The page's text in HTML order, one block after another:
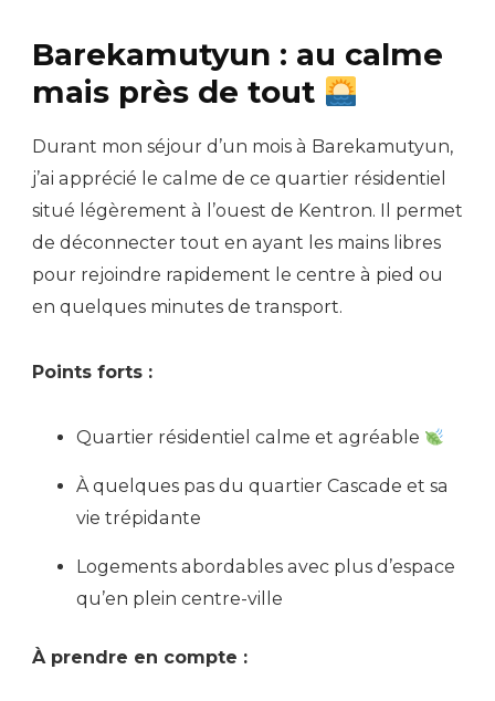
Barekamutyun : au calme
mais près de tout
Durant mon séjour d’un mois à Barekamutyun,
j’ai apprécié le calme de ce quartier résidentiel
situé légèrement à l’ouest de Kentron. Il permet
de déconnecter tout en ayant les mains libres
pour rejoindre rapidement le centre à pied ou
en quelques minutes de transport.
Points forts :
Quartier résidentiel calme et agréable
À quelques pas du quartier Cascade et sa
vie trépidante
Logements abordables avec plus d’espace
qu’en plein centre-ville
À prendre en compte :